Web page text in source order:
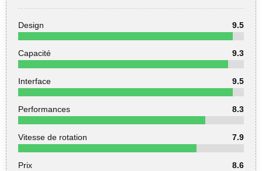
Design 9.5
Capacité 9.3
Interface 9.5
Performances 8.3
Vitesse de rotation 7.9
Prix 8.6